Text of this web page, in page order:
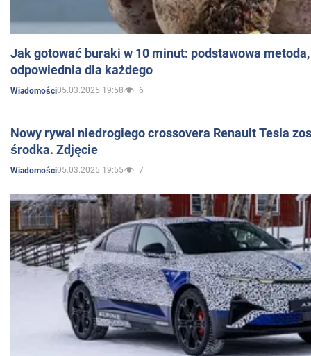
Jak gotować buraki w 10 minut: podstawowa
odpowiednia dla każdego
Wiadomości05.03.2025 19:58 6
Nowy rywal niedrogiego crossovera Renault Tesla
środka. Zdjęcie
Wiadomości05.03.2025 19:55 7